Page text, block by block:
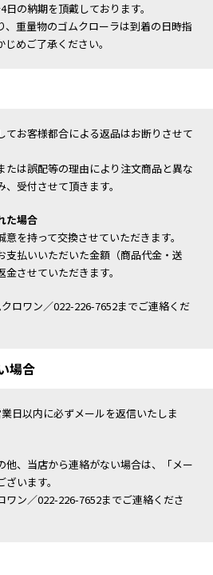
の納期を頂戴しております。
重量物のゴムクローラは到着の日時指
めご了承ください。
てお客様都合による返品はお断りさせて
たは誤配等の理由により注文商品と異な
受付させて頂きます。
た場合
を持って交換させていただきます。
支払いいただいた金額（商品代金・送
させていただきます。
ロワン／022-226-7652までご連絡くだ
場合
日以内に必ずメールを返信いたしま
他、当店から連絡がない場合は、「メー
います。
ン／022-226-7652までご連絡くださ